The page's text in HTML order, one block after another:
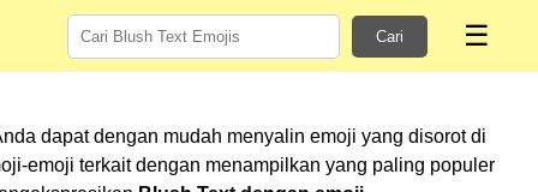
Cari ☰
dapat dengan mudah menyalin emoji yang disorot di
emoji terkait dengan menampilkan yang paling populer